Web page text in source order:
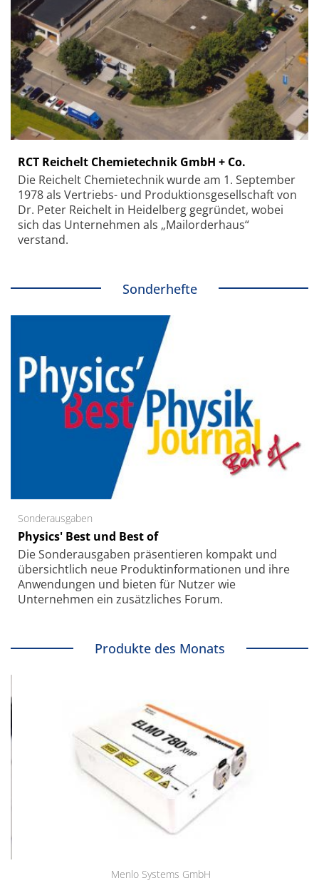
RCT Reichelt Chemietechnik GmbH + Co.
Die Reichelt Chemietechnik wurde am 1. September
1978 als Vertriebs- und Produktionsgesellschaft von
Dr. Peter Reichelt in Heidelberg gegründet, wobei
sich das Unternehmen als „Mailorderhaus“
verstand.
Sonderhefte
Sonderausgaben
Physics' Best und Best of
Die Sonder­ausgaben präsentieren kompakt und
übersichtlich neue Produkt­informationen und ihre
Anwendungen und bieten für Nutzer wie
Unternehmen ein zusätzliches Forum.
Produkte des Monats
Menlo Systems GmbH